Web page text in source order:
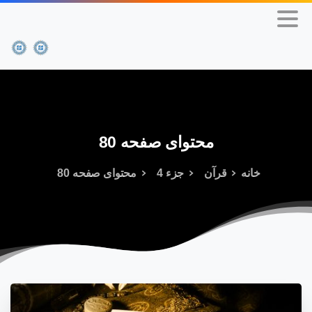
محتوای صفحه 80
خانه قرآن جزء 4 محتوای صفحه 80